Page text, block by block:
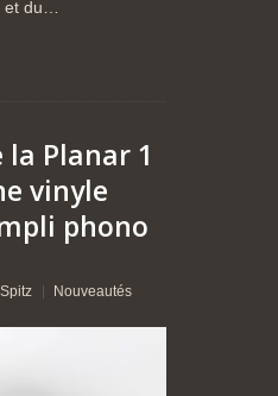
du…
la Planar 1
vinyle
phono
Nouveautés